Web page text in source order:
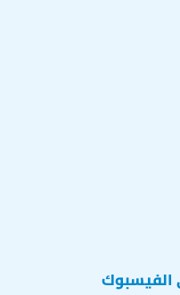
الفيسبوك